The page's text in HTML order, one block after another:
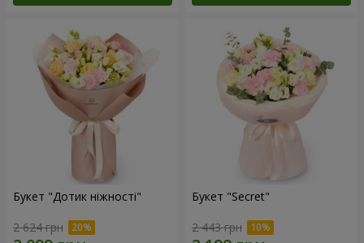
Букет "Дотик ніжності"
2 624 грн
Букет "Secret"
2 443 грн